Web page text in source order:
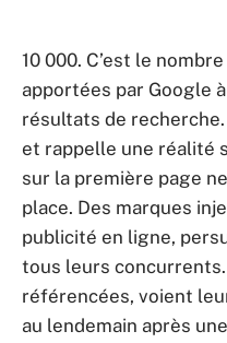
10 000. C’est le
apportées par Google
résultats de
et rappelle une réalité
sur la première page
place. Des marques
publicité en ligne,
tous leurs
référencées, voient
au lendemain après